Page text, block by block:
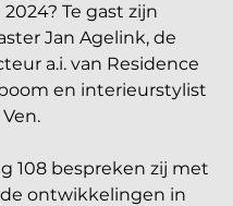
Te gast zijn
Jan Agelink, de
a.i. van Residence
en interieurstylist
108 bespreken zij met
ontwikkelingen in